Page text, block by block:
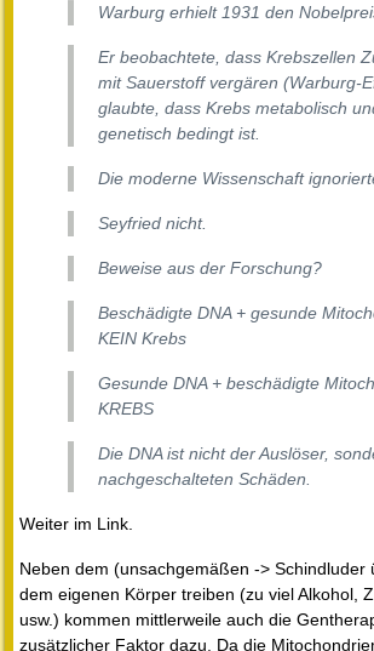
Warburg erhielt 1931 den
Er beobachtete, dass Krebszellen
mit Sauerstoff vergären (Warburg-
glaubte, dass Krebs metabolisch
genetisch bedingt ist.
Die moderne Wissenschaft
Seyfried nicht.
Beweise aus der Forschung?
Beschädigte DNA + gesunde
KEIN Krebs
Gesunde DNA + beschädigte
KREBS
Die DNA ist nicht der Auslöser,
nachgeschalteten Schäden.
Weiter im Link.
Neben dem (unsachgemäßen -> Schindluder
dem eigenen Körper treiben (zu viel Alkohol,
usw.) kommen mittlerweile auch die
zusätzlicher Faktor dazu. Da die